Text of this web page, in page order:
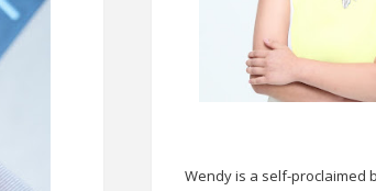
Wendy is a self-proclaimed